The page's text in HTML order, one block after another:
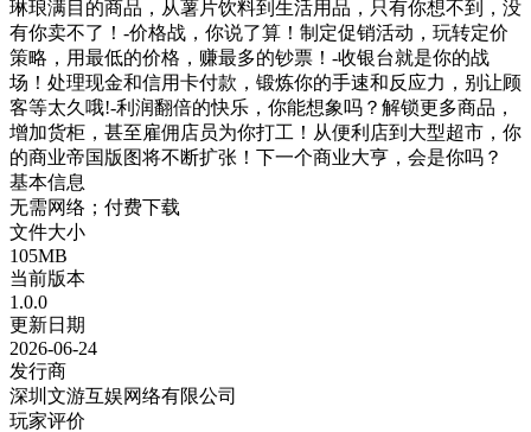
琳琅满目的商品，从薯片饮料到生活用品，只有你想不到，没
有你卖不了！-价格战，你说了算！制定促销活动，玩转定价
策略，用最低的价格，赚最多的钞票！-收银台就是你的战
场！处理现金和信用卡付款，锻炼你的手速和反应力，别让顾
客等太久哦!-利润翻倍的快乐，你能想象吗？解锁更多商品，
增加货柜，甚至雇佣店员为你打工！从便利店到大型超市，你
的商业帝国版图将不断扩张！下一个商业大亨，会是你吗？
基本信息
无需网络；付费下载
文件大小
105MB
当前版本
1.0.0
更新日期
2026-06-24
发行商
深圳文游互娱网络有限公司
玩家评价